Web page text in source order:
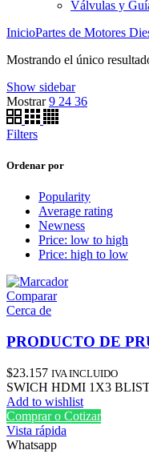
Válvulas y
InicioPartes de Motores
Mostrando el único
Show sidebar
Mostrar9 24 36
Filters
Ordenar por
Popularity
Average rating
Newness
Price: low to high
Price: high to low
Comparar
Cerca de
PRODUCTO DE
$23.157 IVA INCLUIDO
SWICH HDMI 1X3
Add to wishlist
Comprar o Cotizar
Vista rápida
Whatsapp